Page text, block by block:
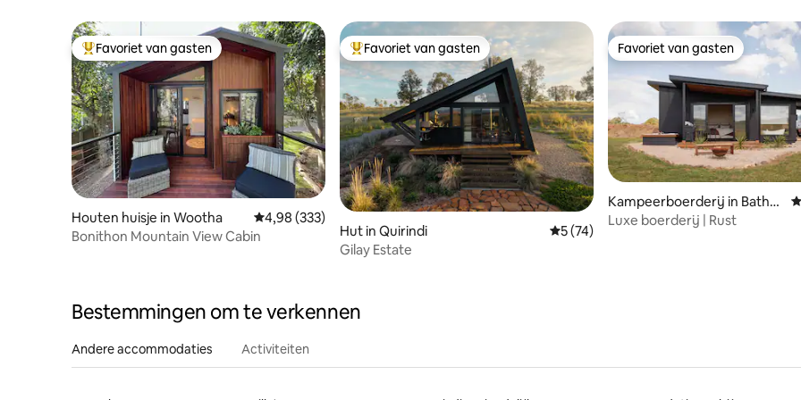
Topfavoriet van gasten
Favoriet van gasten
Houten huisje in Wootha Gemiddelde beoordeling van 4,98 uit 5, 333 recensies
4,98 (333)
Bonithon Mountain View Cabin
Topfavoriet van gasten
Favoriet van gasten
Hut in Quirindi Gemiddelde beoordeling van 5 uit 5, 74
5 (74)
Gilay Estate
Favoriet van gasten
Favoriet van gasten
Kampeerboerderij in Bathur
st
Luxe boerderij | Rust
Bestemmingen om te verkennen
Andere accommodaties Activiteiten